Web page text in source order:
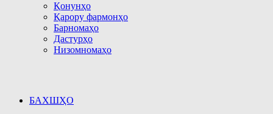
Қонунҳо
Қарору фармонҳо
Барномаҳо
Дастурҳо
Низомномаҳо
БАХШҲО